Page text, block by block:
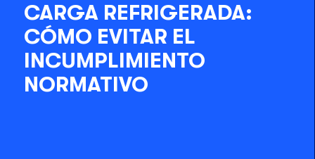
CARGA REFRIGERADA:
CÓMO EVITAR EL
INCUMPLIMIENTO
NORMATIVO